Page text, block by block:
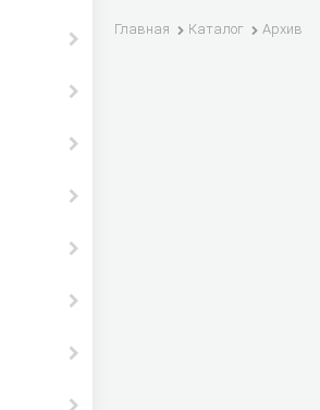
Главная Каталог Архив